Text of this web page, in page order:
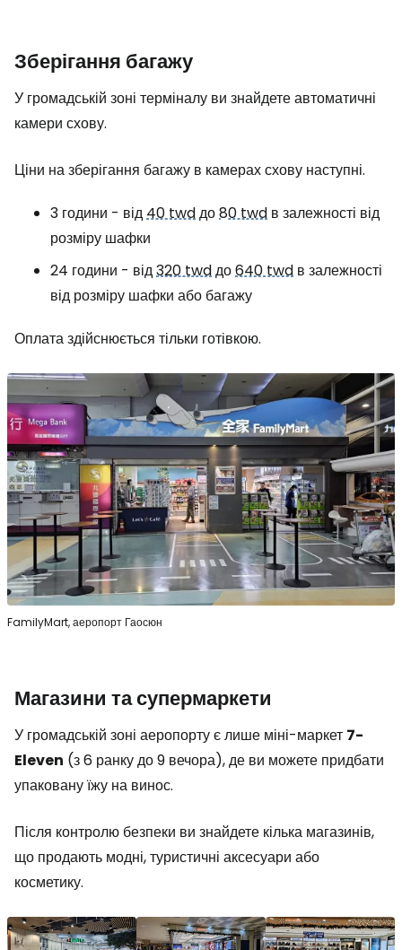
Зберігання багажу
У громадській зоні терміналу ви знайдете автоматичні
камери схову.
Ціни на зберігання багажу в камерах схову наступні.
3 години - від40 twdдо80 twd в залежності від
розміру шафки
24 години - від320 twdдо640 twd в залежності
від розміру шафки або багажу
Оплата здійснюється тільки готівкою.
FamilyMart, аеропорт Гаосюн
Магазини та супермаркети
У громадській зоні аеропорту є лише міні-маркет 7-
Eleven (з 6 ранку до 9 вечора), де ви можете придбати
упаковану їжу на винос.
Після контролю безпеки ви знайдете кілька магазинів,
що продають модні, туристичні аксесуари або
косметику.